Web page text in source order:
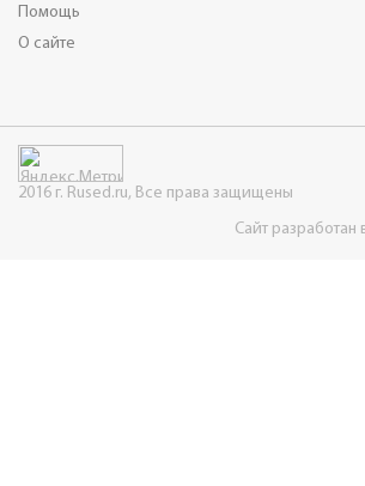
Помощь
О сайте
2016 г. Rused.ru, Все права защищены
Сайт